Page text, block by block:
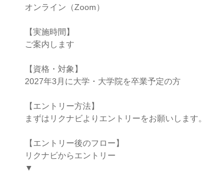
オンライン（Zoom）
【実施時間】
ご案内します
【資格・対象】
2027年3月に大学・大学院を卒業予定の方
【エントリー方法】
まずはリクナビよりエントリーをお願いします。
【エントリー後のフロー】
リクナビからエントリー
▼